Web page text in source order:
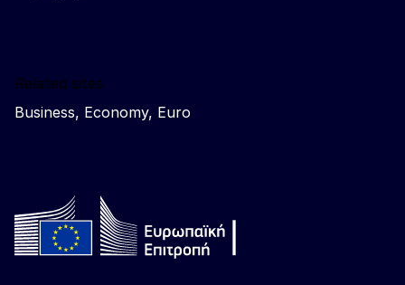
Related sites
Business, Economy, Euro